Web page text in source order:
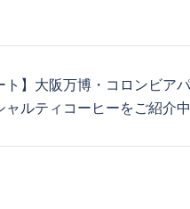
ト】大阪万博・コロンビア
ャルティコーヒーをご紹介中